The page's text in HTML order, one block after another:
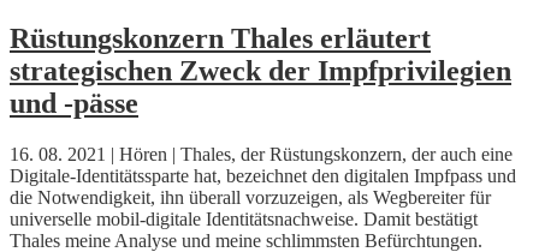
Rüstungskonzern Thales erläutert
strategischen Zweck der Impfprivilegien
und -pässe
16. 08. 2021 | Hören | Thales, der Rüstungskonzern, der auch eine
Digitale-Identitätssparte hat, bezeichnet den digitalen Impfpass und
die Notwendigkeit, ihn überall vorzuzeigen, als Wegbereiter für
universelle mobil-digitale Identitätsnachweise. Damit bestätigt
Thales meine Analyse und meine schlimmsten Befürchtungen.